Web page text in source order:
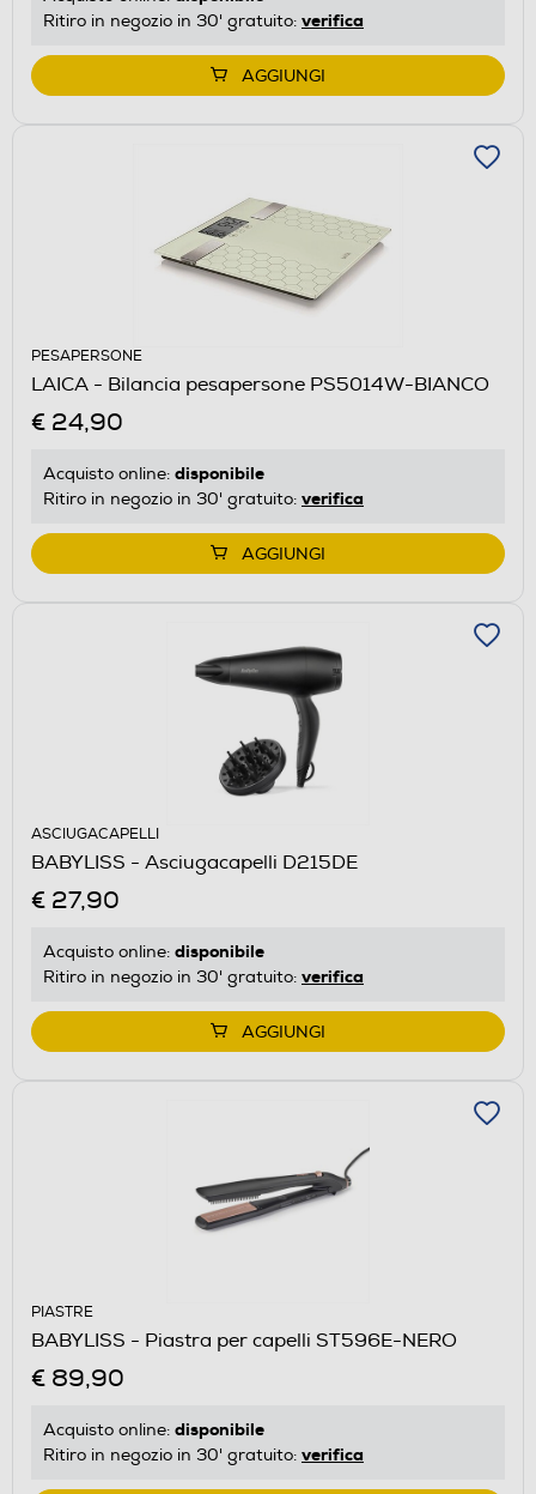
Ritiro in negozio in 30' gratuito: verifica
AGGIUNGI
PESAPERSONE
LAICA - Bilancia pesapersone PS5014W-BIANCO
€ 24,90
Acquisto online: disponibile
Ritiro in negozio in 30' gratuito: verifica
AGGIUNGI
ASCIUGACAPELLI
BABYLISS - Asciugacapelli D215DE
€ 27,90
Acquisto online: disponibile
Ritiro in negozio in 30' gratuito: verifica
AGGIUNGI
PIASTRE
BABYLISS - Piastra per capelli ST596E-NERO
€ 89,90
Acquisto online: disponibile
Ritiro in negozio in 30' gratuito: verifica